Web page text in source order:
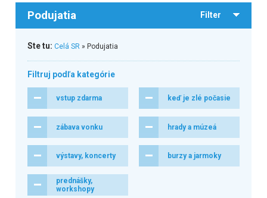
Podujatia Filter
Ste tu: Celá SR» Podujatia
Filtruj podľa kategórie
vstup zdarma keď je zlé počasie
zábava vonku hrady a múzeá
výstavy, koncerty burzy a jarmoky
prednášky,
workshopy